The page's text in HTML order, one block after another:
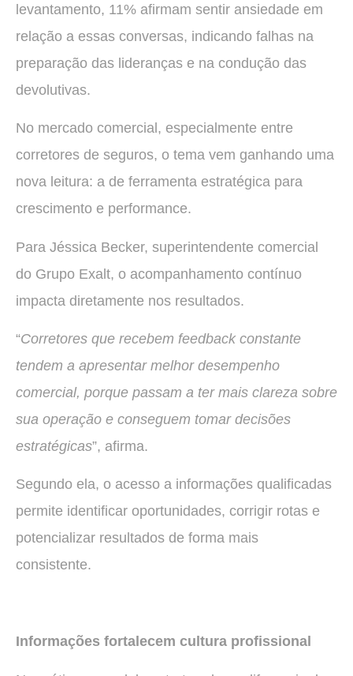
levantamento, 11% afirmam sentir ansiedade em
relação a essas conversas, indicando falhas na
preparação das lideranças e na condução das
devolutivas.
No mercado comercial, especialmente entre
corretores de seguros, o tema vem ganhando uma
nova leitura: a de ferramenta estratégica para
crescimento e performance.
Para Jéssica Becker, superintendente comercial
do Grupo Exalt, o acompanhamento contínuo
impacta diretamente nos resultados.
“Corretores que recebem feedback constante
tendem a apresentar melhor desempenho
comercial, porque passam a ter mais clareza sobre
sua operação e conseguem tomar decisões
estratégicas”, afirma.
Segundo ela, o acesso a informações qualificadas
permite identificar oportunidades, corrigir rotas e
potencializar resultados de forma mais
consistente.
Informações fortalecem cultura profissional